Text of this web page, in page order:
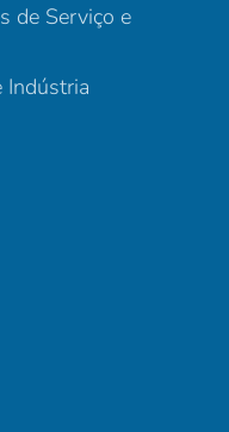
de Serviço e
Indústria